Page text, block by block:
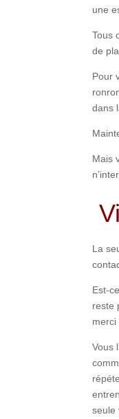
une
Tous
de
Pour
dans
Mais
La
Est-
reste
merci
Vous
seule